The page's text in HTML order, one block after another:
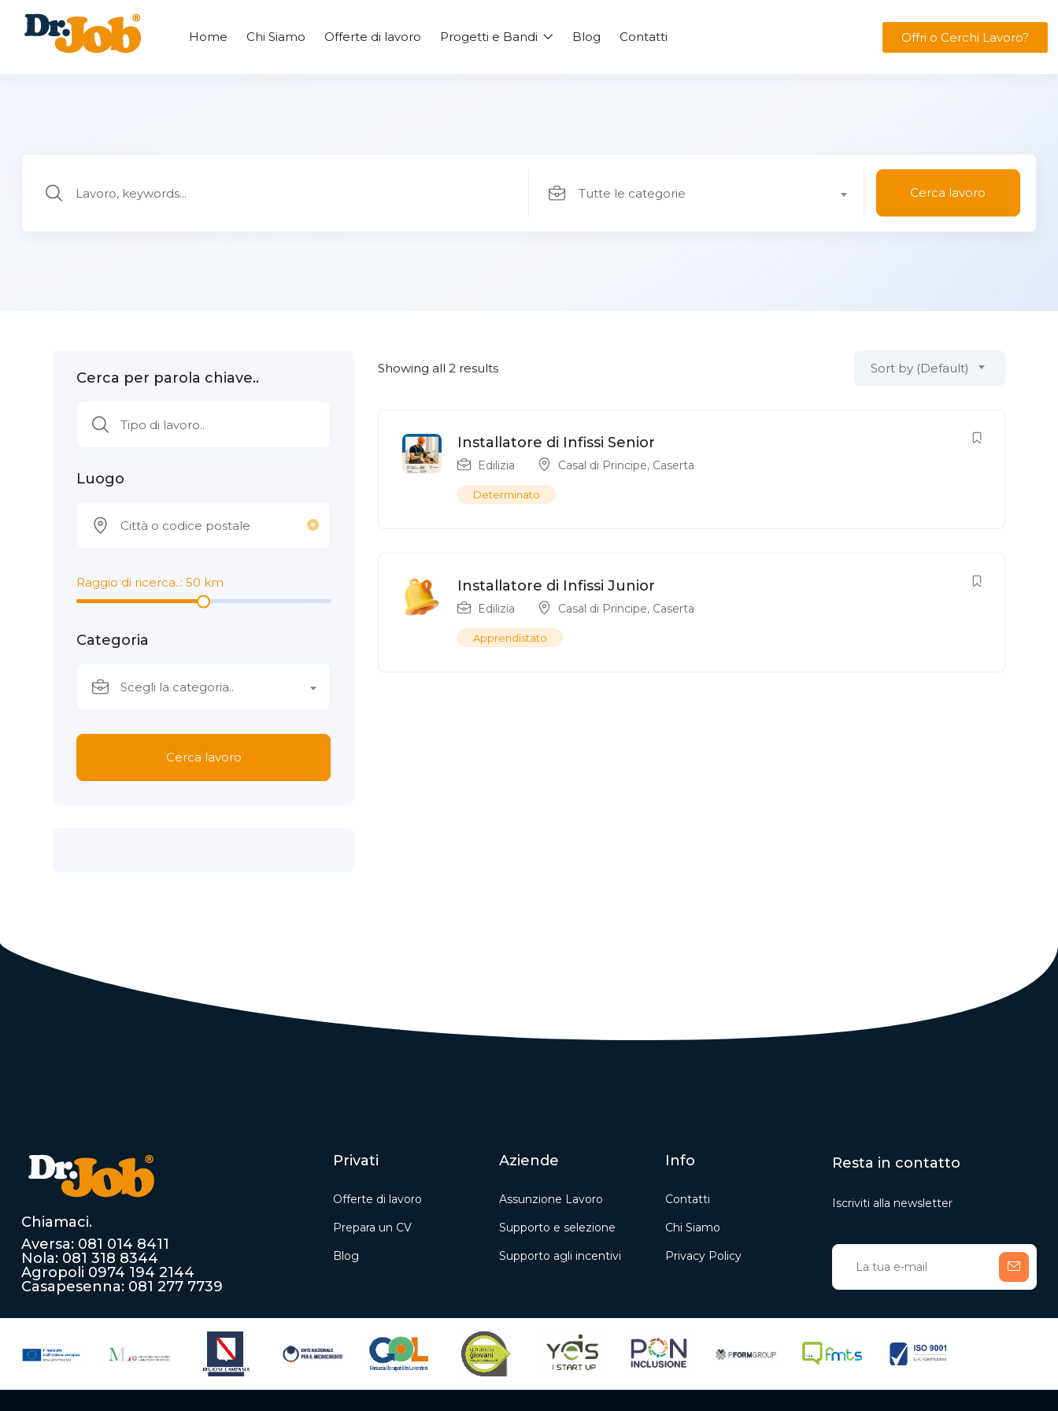
Home Chi Siamo Offerte di lavoro Progetti e Bandi Blog Contatti Offri o Cerchi Lavoro?
Tutte le categorie Cerca lavoro
Cerca per parola chiave..
Luogo
Raggio di ricerca..: 50 km
Categoria
Scegli la categoria..
Cerca lavoro
Showing all 2 results Sort by (Default)
Installatore di Infissi Senior
Edilizia Casal di Principe, Caserta
Determinato
Installatore di Infissi Junior
Edilizia Casal di Principe, Caserta
Apprendistato
Chiamaci.
Aversa: 081 014 8411
Nola: 081 318 8344
Agropoli 0974 194 2144
Casapesenna: 081 277 7739
Privati
Offerte di lavoro
Prepara un CV
Blog
Aziende
Assunzione Lavoro
Supporto e selezione
Supporto agli incentivi
Info
Contatti
Chi Siamo
Privacy Policy
Resta in contatto
Iscriviti alla newsletter